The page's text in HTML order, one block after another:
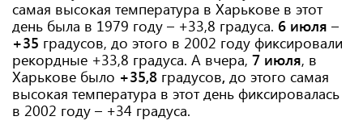
самая высокая температура в Харькове в этот
день была в 1979 году – +33,8 градуса. 6 июля –
+35 градусов, до этого в 2002 году фиксировали
рекордные +33,8 градуса. А вчера, 7 июля, в
Харькове было +35,8 градусов, до этого самая
высокая температура в этот день фиксировалась
в 2002 году – +34 градуса.